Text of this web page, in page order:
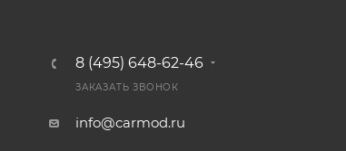
8 (495) 648-62-46
ЗАКАЗАТЬ ЗВОНОК
info@carmod.ru